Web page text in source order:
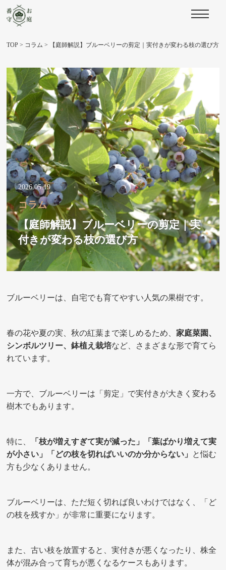
TOP > コラム > 【庭師解説】ブルーベリーの剪定｜実付きが変わる枝の選び方
2026.05.19
コラム
【庭師解説】ブルーベリーの剪定｜実
付きが変わる枝の選び方
ブルーベリーは、自宅でも育てやすい人気の果樹です。
春の花や夏の実、秋の紅葉まで楽しめるため、家庭菜園、
シンボルツリー、鉢植え栽培など、さまざまな形で育てら
れています。
一方で、ブルーベリーは「剪定」で実付きが大きく変わる
樹木でもあります。
特に、
「枝が増えすぎて実が減った」「葉ばかり増えて実
が小さい」「どの枝を切ればいいのか分からない」 と悩む
方も少なくありません。
ブルーベリーは、ただ短く切れば良いわけではなく、「ど
の枝を残すか」が非常に重要になります。
また、古い枝を放置すると、実付きが悪くなったり、株全
体が混み合って育ちが悪くなるケースもあります。